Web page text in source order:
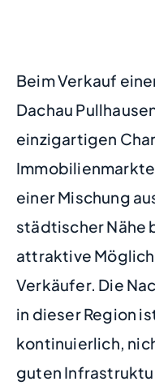
Beim Verkauf
Dachau
einzigartigen
einer Mischung
städtischer Nähe
attraktive
Verkäufer. Die
in dieser Region
kontinuierlich,
guten